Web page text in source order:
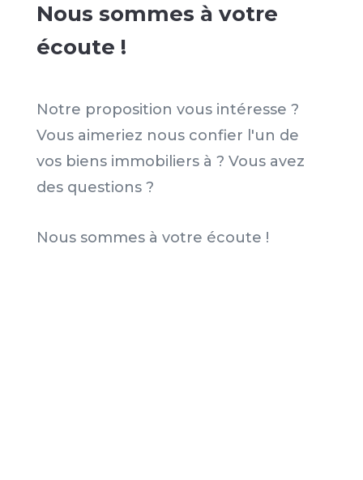
Nous sommes à votre
écoute !
Notre proposition vous intéresse ?
Vous aimeriez nous confier l'un de
vos biens immobiliers à ? Vous avez
des questions ?
Nous sommes à votre écoute !